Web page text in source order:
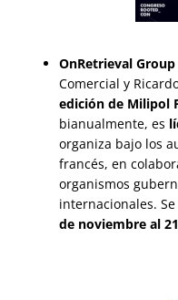
OnRetrieval Group
Comercial y
edición de Milipol
bianualmente, es
organiza bajo los
francés, en
organismos
internacionales.
de noviembre al